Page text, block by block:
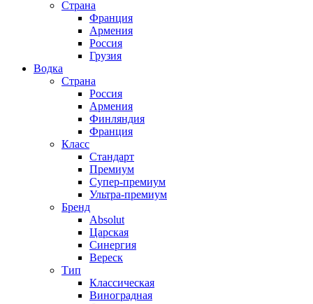
Страна
Франция
Армения
Россия
Грузия
Водка
Страна
Россия
Армения
Финляндия
Франция
Класс
Стандарт
Премиум
Супер-премиум
Ультра-премиум
Бренд
Absolut
Царская
Синергия
Вереск
Тип
Классическая
Виноградная